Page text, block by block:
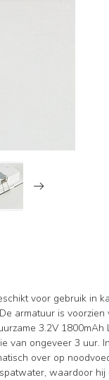
voor gebruik in
armatuur is voorzien
3.2V 1800mAh
van ongeveer 3 uur. In
over op
waardoor hij